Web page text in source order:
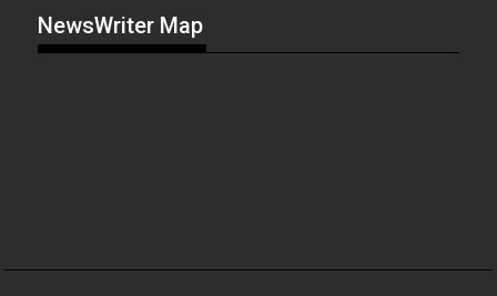
NewsWriter Map